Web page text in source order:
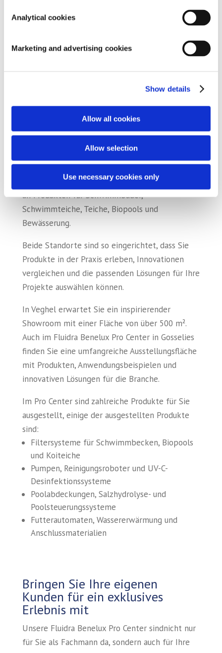
Analytical cookies
Marketing and advertising cookies
Show details
Allow all cookies
Allow selection
Use necessary cookies only
Inspirierende Showrooms für
In unseren Fluidra Benelux Pro Centern in Veghel
und Gosselies entdecken Sie eine große Auswahl
an Produkten für Schwimmbäder,
Schwimmteiche, Teiche, Biopools und
Bewässerung.
Beide Standorte sind so eingerichtet, dass Sie
Produkte in der Praxis erleben, Innovationen
vergleichen und die passenden Lösungen für Ihre
Projekte auswählen können.
In Veghel erwartet Sie ein inspirierender
Showroom mit einer Fläche von über 500 m².
Auch im Fluidra Benelux Pro Center in Gosselies
finden Sie eine umfangreiche Ausstellungsfläche
mit Produkten, Anwendungsbeispielen und
innovativen Lösungen für die Branche.
Im Pro Center sind zahlreiche Produkte für Sie
ausgestellt, einige der ausgestellten Produkte
sind:
Filtersysteme für Schwimmbecken, Biopools
und Koiteiche
Pumpen, Reinigungsroboter und UV-C-
Desinfektionssysteme
Poolabdeckungen, Salzhydrolyse- und
Poolsteuerungssysteme
Futterautomaten, Wassererwärmung und
Anschlussmaterialien
Bringen Sie Ihre eigenen
Kunden für ein exklusives
Erlebnis mit
Unsere Fluidra Benelux Pro Center sind​nicht nur
für Sie als Fachmann da, sondern auch für Ihre